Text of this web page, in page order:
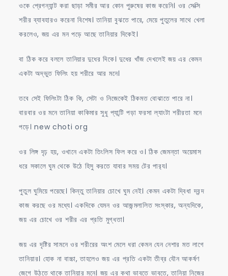
ওকে প্রেগন্যান্ট করা ছাড়া সমীর আর কোন পুরুষের কাজ করেনি। ওর সেক্সি
শরীর ব্যাবহারও করেনা বিশেষ। তানিয়া বুঝতে পারে, মেয়ে পুতুলের সাথে খেলা
করলেও, জয় এর মন পড়ে আছে তানিয়ার দিকেই।
বা ঠিক করে বললে তানিয়ার দুধের দিকে। দুধের খাঁজ দেখলেই জয় এর কেমন
একটা অদ্ভুত ফিলিং হয় শরীরে আর মনে।
তবে সেই ফিলিংটা ঠিক কি, সেটা ও নিজেকেই ঠিকমত বোঝাতে পারে না।
বারবার ওর মনে তানিয়া কাকিমার সুধু প্যান্টি পড়া ফরসা ল্যাংটা শরীরতা মনে
পড়ে। new choti org
ওর লিঙ্গ দৃঢ় হয়, ওখানে একটা তিংলিস ফিল করে ও। ঠিক জেমন্তা অয়েমাস
ধরে সকালে ঘুম থেকে উঠে হিসু করতে যাবার সময় টের পার‍্য।
পুতুল ঘুমিয়ে পরেছে। কিন্তু তানিয়ার চোখে ঘুম নেই। কেমন একটা দ্বিধা দ্বন্দ
কাজ করছে ওর মধ্যে। একদিকে যেমন ওর আজন্মলালিত সংস্কার, অন্যদিকে,
জয় এর চোখে ওর শরীর এর প্রতি মুগ্ধতা।
জয় এর দৃষ্টির সামনে ওর শরীরের অংশ মেলে ধরা কেমন যেন নেশার মত লাগে
তানিয়ার। হোক না বাচ্চা, তাহলেও জয় এর প্রতি একটা তীব্র যৌন আকর্ষণ
জেগে উঠতে থাকে তানিয়ার মনে। জয় এর কথা ভাবতে ভাবতে, তানিয়া নিজের